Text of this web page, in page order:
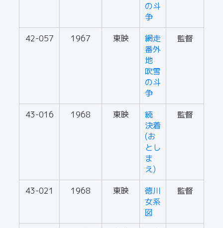
の斗
争
42-057 1967 東映
網走
番外
地
吹雪
の斗
争
監督
43-016 1968 東映
続
決着
(お
とし
ま
え)
監督
43-021 1968 東映
徳川
女系
図
監督